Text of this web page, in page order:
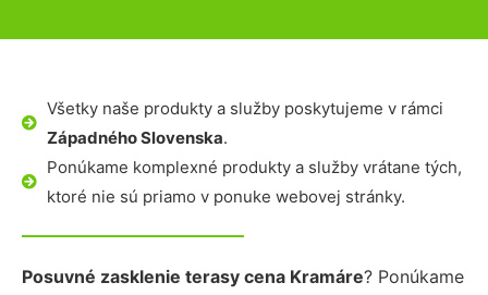
Všetky naše produkty a služby poskytujeme v rámci
Západného Slovenska.
Ponúkame komplexné produkty a služby vrátane tých,
ktoré nie sú priamo v ponuke webovej stránky.
Posuvné zasklenie terasy cena Kramáre? Ponúkame